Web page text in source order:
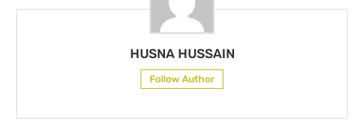
HUSNA HUSSAIN
Follow Author